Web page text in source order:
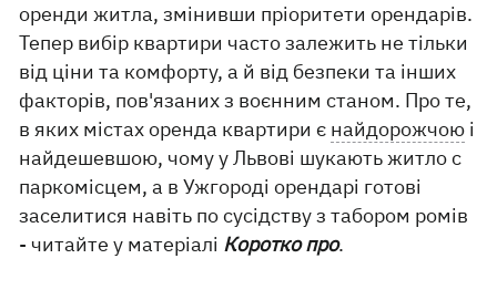
оренди житла, змінивши пріоритети орендарів.
Тепер вибір квартири часто залежить не тільки
від ціни та комфорту, а й від безпеки та інших
факторів, пов'язаних з воєнним станом. Про те,
в яких містах оренда квартири є найдорожчою і
найдешевшою, чому у Львові шукають житло с
паркомісцем, а в Ужгороді орендарі готові
заселитися навіть по сусідству з табором ромів
- читайте у матеріалі Коротко про.